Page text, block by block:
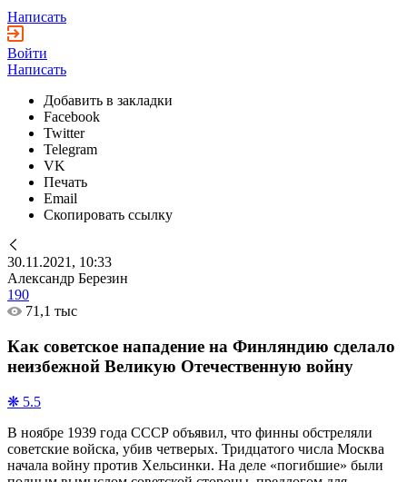
Написать
Войти
Написать
Добавить в закладки
Facebook
Twitter
Telegram
VK
Печать
Email
Скопировать ссылку
30.11.2021, 10:33
Александр Березин
190
71,1 тыс
Как советское нападение на Финляндию сделало
неизбежной Великую Отечественную войну
❋ 5.5
В ноябре 1939 года СССР объявил, что финны обстреляли
советские войска, убив четверых. Тридцатого числа Москва
начала войну против Хельсинки. На деле «погибшие» были